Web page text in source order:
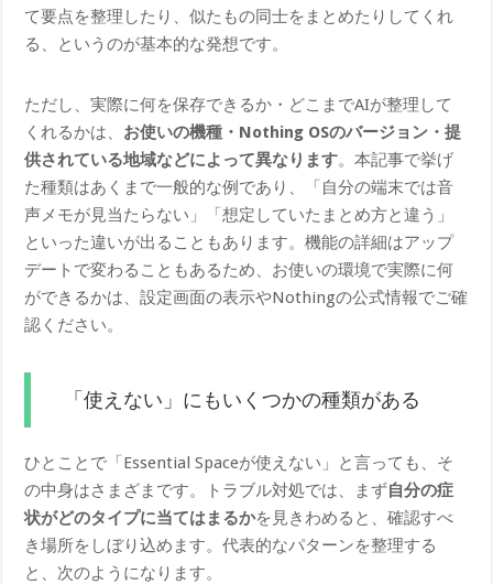
て要点を整理したり、似たもの同士をまとめたりしてくれ
る、というのが基本的な発想です。
ただし、実際に何を保存できるか・どこまでAIが整理して
くれるかは、 お使いの機種・Nothing OSのバージョン・提
供されている地域などによって異なります。本記事で挙げ
た種類はあくまで一般的な例であり、「自分の端末では音
声メモが見当たらない」「想定していたまとめ方と違う」
といった違いが出ることもあります。機能の詳細はアップ
デートで変わることもあるため、お使いの環境で実際に何
ができるかは、設定画面の表示やNothingの公式情報でご確
認ください。
「使えない」にもいくつかの種類がある
ひとことで「Essential Spaceが使えない」と言っても、そ
の中身はさまざまです。トラブル対処では、まず自分の症
状がどのタイプに当てはまるかを見きわめると、確認すべ
き場所をしぼり込めます。代表的なパターンを整理する
と、次のようになります。